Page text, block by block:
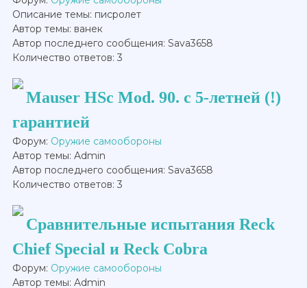
Описание темы: писролет
Автор темы: ванек
Автор последнего сообщения: Sava3658
Количество ответов: 3
Mauser HSc Mod. 90. с 5-летней (!)
гарантией
Форум: Оружие самообороны
Автор темы: Admin
Автор последнего сообщения: Sava3658
Количество ответов: 3
Сравнительные испытания Reck
Chief Special и Reck Cobra
Форум: Оружие самообороны
Автор темы: Admin